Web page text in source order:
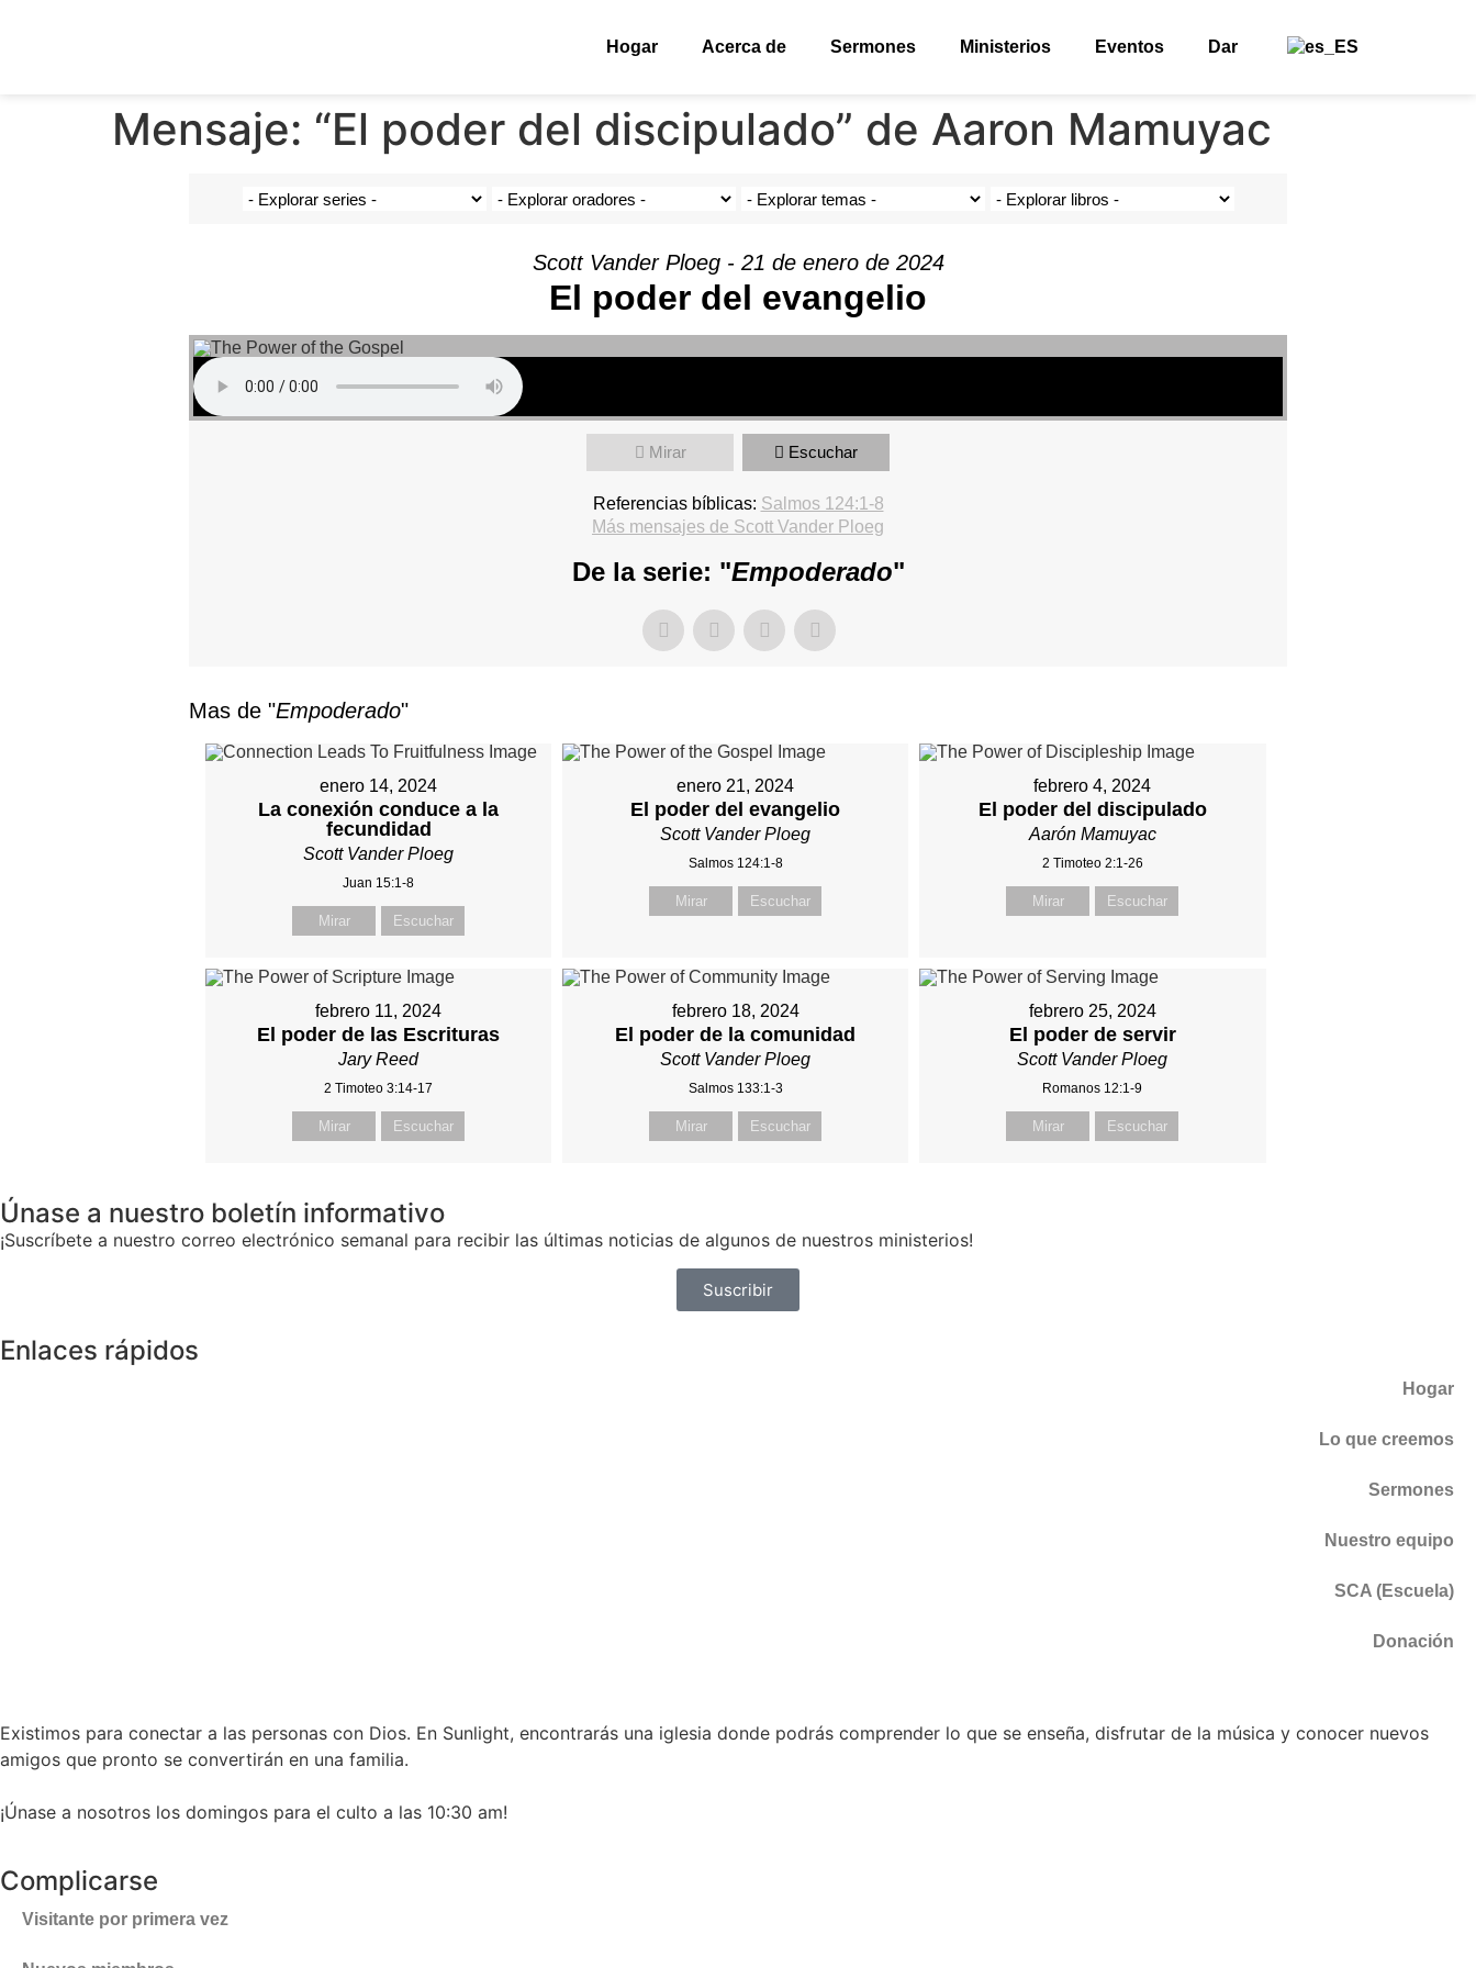
Hogar Acerca de Sermones Ministerios Eventos Dar
Mensaje: “El poder del discipulado” de Aaron Mamuyac
Scott Vander Ploeg - 21 de enero de 2024
El poder del evangelio
Mirar Escuchar
Referencias bíblicas: Salmos 124:1-8
Más mensajes de Scott Vander Ploeg
De la serie: "Empoderado"
Mas de "Empoderado"
enero 14, 2024
La conexión conduce a la
fecundidad
Scott Vander Ploeg
Juan 15:1-8
Mirar Escuchar
enero 21, 2024
El poder del evangelio
Scott Vander Ploeg
Salmos 124:1-8
Mirar Escuchar
febrero 4, 2024
El poder del discipulado
Aarón Mamuyac
2 Timoteo 2:1-26
Mirar Escuchar
febrero 11, 2024
El poder de las Escrituras
Jary Reed
2 Timoteo 3:14-17
Mirar Escuchar
febrero 18, 2024
El poder de la comunidad
Scott Vander Ploeg
Salmos 133:1-3
Mirar Escuchar
febrero 25, 2024
El poder de servir
Scott Vander Ploeg
Romanos 12:1-9
Mirar Escuchar
Únase a nuestro boletín informativo
¡Suscríbete a nuestro correo electrónico semanal para recibir las últimas noticias de algunos de nuestros ministerios!
Suscribir
Enlaces rápidos
Hogar
Lo que creemos
Sermones
Nuestro equipo
SCA (Escuela)
Donación
Existimos para conectar a las personas con Dios. En Sunlight, encontrarás una iglesia donde podrás comprender lo que se enseña, disfrutar de la música y conocer nuevos
amigos que pronto se convertirán en una familia.
¡Únase a nosotros los domingos para el culto a las 10:30 am!
Complicarse
Visitante por primera vez